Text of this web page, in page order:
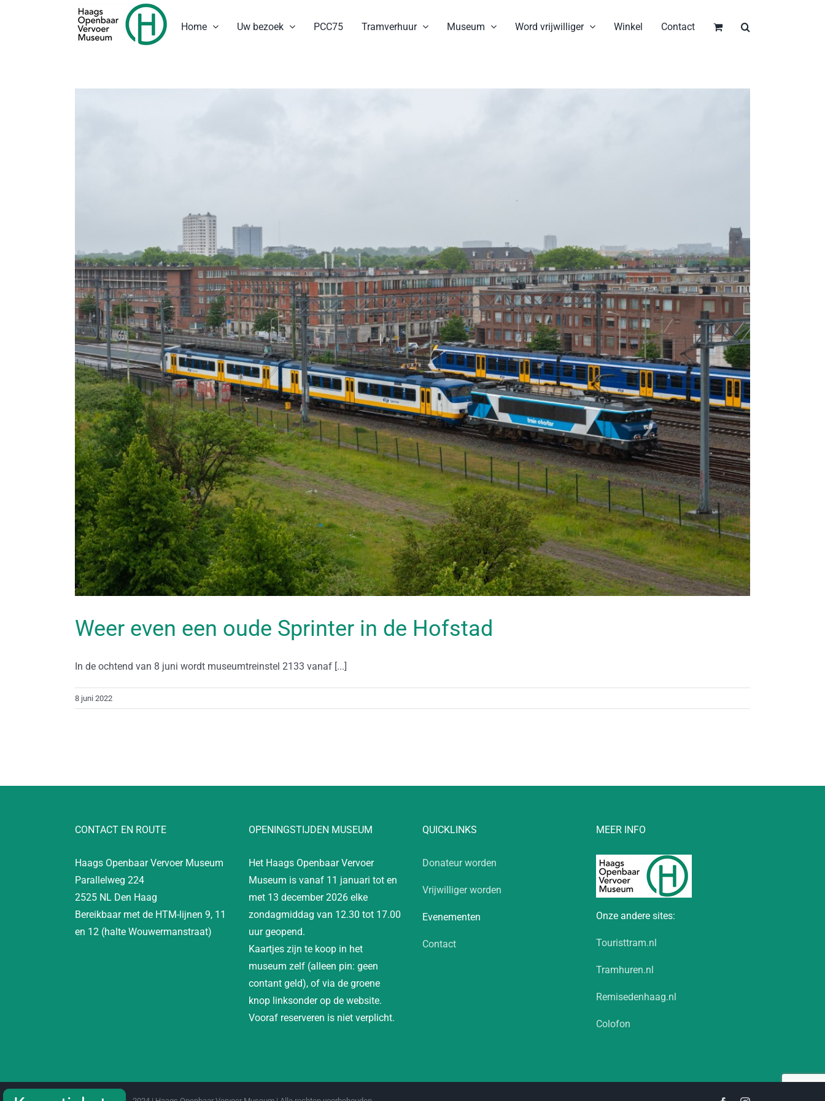
Home Uw bezoek PCC75 Tramverhuur Museum Word vrijwilliger Winkel Contact
Weer even een oude Sprinter in de Hofstad
In de ochtend van 8 juni wordt museumtreinstel 2133 vanaf [...]
8 juni 2022
CONTACT EN ROUTE
Haags Openbaar Vervoer Museum
Parallelweg 224
2525 NL Den Haag
Bereikbaar met de HTM-lijnen 9, 11
en 12 (halte Wouwermanstraat)
OPENINGSTIJDEN MUSEUM
Het Haags Openbaar Vervoer
Museum is vanaf 11 januari tot en
met 13 december 2026 elke
zondagmiddag van 12.30 tot 17.00
uur geopend.
Kaartjes zijn te koop in het
museum zelf (alleen pin: geen
contant geld), of via de groene
knop linksonder op de website.
Vooraf reserveren is niet verplicht.
QUICKLINKS
Donateur worden
Vrijwilliger worden
Evenementen
Contact
MEER INFO
Onze andere sites:
Touristtram.nl
Tramhuren.nl
Remisedenhaag.nl
Colofon